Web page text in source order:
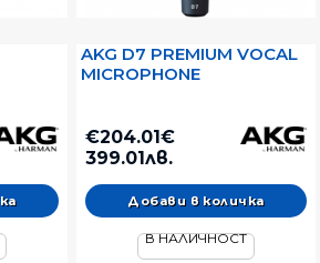
AKG D7 PREMIUM VOCAL
MICROPHONE
€204.01€
399.01лв.
В НАЛИЧНОСТ